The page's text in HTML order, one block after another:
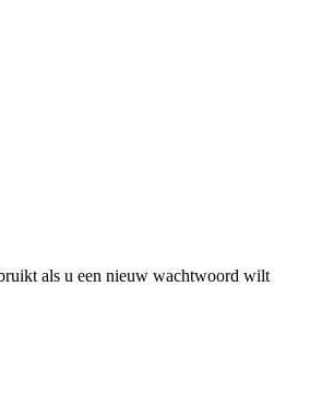
als u een nieuw wachtwoord wilt